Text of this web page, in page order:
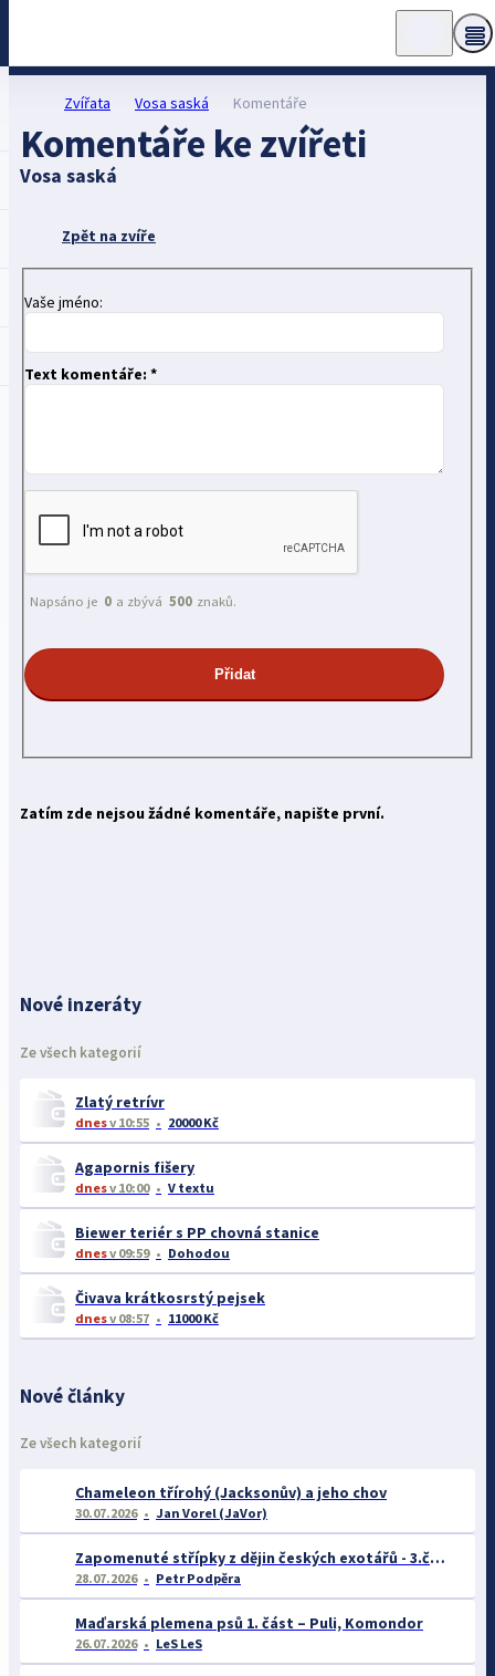
Zvířata Vosa saská Komentáře
Komentáře ke zvířeti
Vosa saská
Zpět na zvíře
Vaše jméno:
Text komentáře: *
Napsáno je 0 a zbývá 500 znaků.
Zatím zde nejsou žádné komentáře, napište první.
Nové inzeráty
Ze všech kategorií
Zlatý retrívr
dnesv 10:55 20000 Kč
Agapornis fišery
dnesv 10:00 V textu
Biewer teriér s PP chovná stanice
dnesv 09:59 Dohodou
Čivava krátkosrstý pejsek
dnesv 08:57 11000 Kč
Nové články
Ze všech kategorií
Chameleon třírohý (Jacksonův) a jeho chov
30.07.2026 Jan Vorel (JaVor)
Zapomenuté střípky z dějin českých exotářů - 3.část
28.07.2026 Petr Podpěra
Maďarská plemena psů 1. část – Puli, Komondor
26.07.2026 LeS LeS